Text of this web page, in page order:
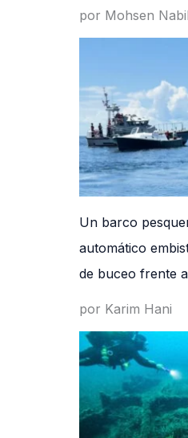
por Mohsen Nabil
Un barco
automático
de buceo frente
por Karim Hani